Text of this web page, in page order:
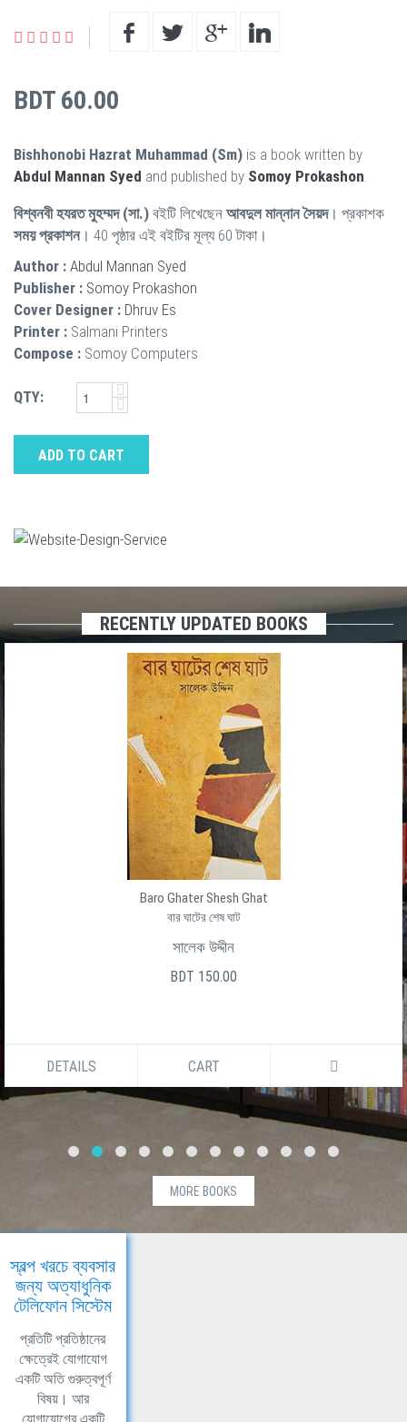
BDT 60.00
Bishhonobi Hazrat Muhammad (Sm) is a book written by
Abdul Mannan Syed and published by Somoy Prokashon
বিশ্বনবী হযরত মুহম্মদ (সা.) বইটি লিখেছেন আবদুল মান্নান সৈয়দ। প্রকাশক
সময় প্রকাশন। 40 পৃষ্ঠার এই বইটির মূল্য 60 টাকা।
Author : Abdul Mannan Syed
Publisher : Somoy Prokashon
Cover Designer : Dhruv Es
Printer : Salmani Printers
Compose : Somoy Computers
QTY:
ADD TO CART
RECENTLY UPDATED BOOKS
Baro Ghater Shesh Ghat
বার ঘাটের শেষ ঘাট
সালেক উদ্দীন
BDT 150.00
DETAILS CART
MORE BOOKS
স্বল্প খরচে ব্যবসার
জন্য অত্যাধুনিক
টেলিফোন সিস্টেম
প্রতিটি প্রতিষ্ঠানের
ক্ষেত্রেই যোগাযোগ
একটি অতি গুরুত্বপূর্ণ
বিষয়। আর